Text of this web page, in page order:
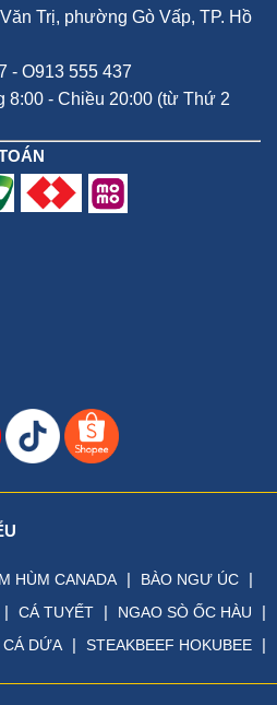
Trị, phường Gò Vấp, TP. Hồ
- O913 555 437
8:00 - Chiều 20:00 (từ Thứ 2
HÙM CANADA | BÀO NGƯ ÚC |
| CÁ TUYẾT | NGAO SÒ ỐC HÀU |
CÁ DỨA | STEAKBEEF HOKUBEE |